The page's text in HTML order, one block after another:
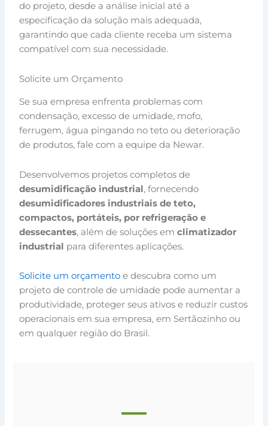
do projeto, desde a análise inicial até a
especificação da solução mais adequada,
garantindo que cada cliente receba um sistema
compatível com sua necessidade.
Solicite um Orçamento
Se sua empresa enfrenta problemas com
condensação, excesso de umidade, mofo,
ferrugem, água pingando no teto ou deterioração
de produtos, fale com a equipe da Newar.
Desenvolvemos projetos completos de
desumidificação industrial, fornecendo
desumidificadores industriais de teto,
compactos, portáteis, por refrigeração e
dessecantes, além de soluções emclimatizador
industrial para diferentes aplicações.
Solicite um orçamento e descubra como um
projeto de controle de umidade pode aumentar a
produtividade, proteger seus ativos e reduzir custos
operacionais em sua empresa, em Sertãozinho ou
em qualquer região do Brasil.